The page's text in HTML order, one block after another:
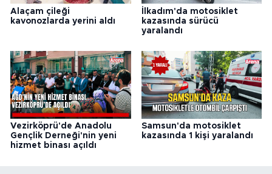
Alaçam çileği
kavonozlarda yerini aldı
İlkadım'da motosiklet
kazasında sürücü
yaralandı
Vezirköprü'de Anadolu
Gençlik Derneği'nin yeni
hizmet binası açıldı
Samsun'da motosiklet
kazasında 1 kişi yaralandı